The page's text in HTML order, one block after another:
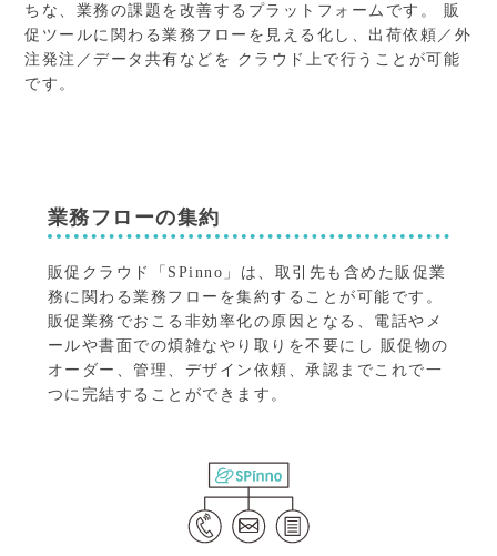
ちな、業務の課題を改善するプラットフォームです。
販
促ツールに関わる業務フローを見える化し、出荷依頼／外
注発注／データ共有などを クラウド上で行うことが可能
です。
業務フローの集約
販促クラウド「SPinno」は、取引先も含めた販促業
務に関わる業務フローを集約することが可能です。
販促業務でおこる非効率化の原因となる、電話やメ
ールや書面での煩雑なやり取りを不要にし 販促物の
オーダー、管理、デザイン依頼、承認までこれで一
つに完結することができます。